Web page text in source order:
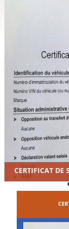
CERTIFICAT DE